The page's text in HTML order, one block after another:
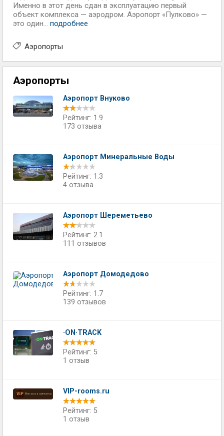
Именно в этот день сдан в эксплуатацию первый
объект комплекса — аэродром. Аэропорт «Пулково» —
это один... подробнее
Аэропорты
Аэропорты
Аэропорт Внуково
Рейтинг: 1.9
173 отзыва
Аэропорт Минеральные Воды
Рейтинг: 1.3
4 отзыва
Аэропорт Шереметьево
Рейтинг: 2.1
111 отзывов
Аэропорт Домодедово
Рейтинг: 1.7
139 отзывов
·ON·TRACK
Рейтинг: 5
1 отзыв
VIP-rooms.ru
Рейтинг: 5
1 отзыв